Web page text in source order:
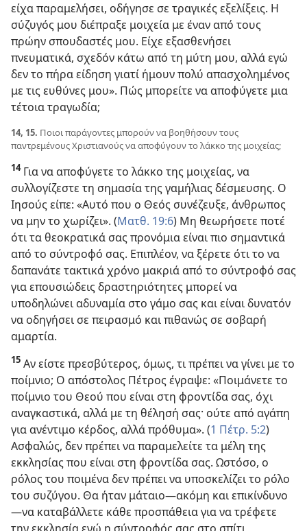
είχα παραμελήσει, οδήγησε σε τραγικές εξελίξεις. Η
σύζυγός μου διέπραξε μοιχεία με έναν από τους
πρώην σπουδαστές μου. Είχε εξασθενήσει
πνευματικά, σχεδόν κάτω από τη μύτη μου, αλλά εγώ
δεν το πήρα είδηση γιατί ήμουν πολύ απασχολημένος
με τις ευθύνες μου». Πώς μπορείτε να αποφύγετε μια
τέτοια τραγωδία;
14, 15. Ποιοι παράγοντες μπορούν να βοηθήσουν τους
παντρεμένους Χριστιανούς να αποφύγουν το λάκκο της μοιχείας;
14Για να αποφύγετε το λάκκο της μοιχείας, να
συλλογίζεστε τη σημασία της γαμήλιας δέσμευσης. Ο
Ιησούς είπε: «Αυτό που ο Θεός συνέζευξε, άνθρωπος
να μην το χωρίζει». (Ματθ. 19:6) Μη θεωρήσετε ποτέ
ότι τα θεοκρατικά σας προνόμια είναι πιο σημαντικά
από το σύντροφό σας. Επιπλέον, να ξέρετε ότι το να
δαπανάτε τακτικά χρόνο μακριά από το σύντροφό σας
για επουσιώδεις δραστηριότητες μπορεί να
υποδηλώνει αδυναμία στο γάμο σας και είναι δυνατόν
να οδηγήσει σε πειρασμό και πιθανώς σε σοβαρή
αμαρτία.
15 Αν είστε πρεσβύτερος, όμως, τι πρέπει να γίνει με το
ποίμνιο; Ο απόστολος Πέτρος έγραψε: «Ποιμάνετε το
ποίμνιο του Θεού που είναι στη φροντίδα σας, όχι
αναγκαστικά, αλλά με τη θέλησή σας· ούτε από αγάπη
για ανέντιμο κέρδος, αλλά πρόθυμα». (1 Πέτρ. 5:2)
Ασφαλώς, δεν πρέπει να παραμελείτε τα μέλη της
εκκλησίας που είναι στη φροντίδα σας. Ωστόσο, ο
ρόλος του ποιμένα δεν πρέπει να υποσκελίζει το ρόλο
του συζύγου. Θα ήταν μάταιο​—ακόμη και επικίνδυνο
—​να καταβάλλετε κάθε προσπάθεια για να τρέφετε